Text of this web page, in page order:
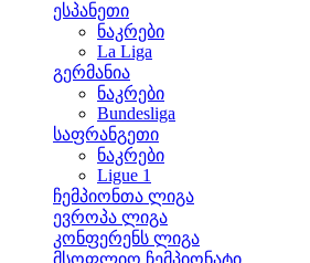
ესპანეთი
ნაკრები
La Liga
გერმანია
ნაკრები
Bundesliga
საფრანგეთი
ნაკრები
Ligue 1
ჩემპიონთა ლიგა
ევროპა ლიგა
კონფერენს ლიგა
მსოფლიო ჩემპიონატი